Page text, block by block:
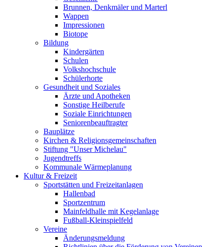
Brunnen, Denkmäler und Marterl
Wappen
Impressionen
Biotope
Bildung
Kindergärten
Schulen
Volkshochschule
Schülerhorte
Gesundheit und Soziales
Ärzte und Apotheken
Sonstige Heilberufe
Soziale Einrichtungen
Seniorenbeauftragter
Bauplätze
Kirchen & Religionsgemeinschaften
Stiftung "Unser Michelau"
Jugendtreffs
Kommunale Wärmeplanung
Kultur & Freizeit
Sportstätten und Freizeitanlagen
Hallenbad
Sportzentrum
Mainfeldhalle mit Kegelanlage
Fußball-Kleinspielfeld
Vereine
Änderungsmeldung